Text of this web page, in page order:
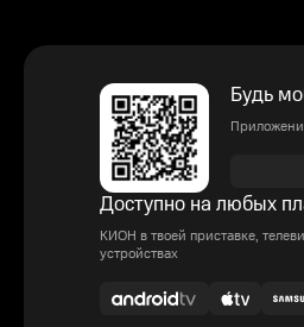
Будь
Доступно на любых
КИОН в твоей приставке,
устройствах